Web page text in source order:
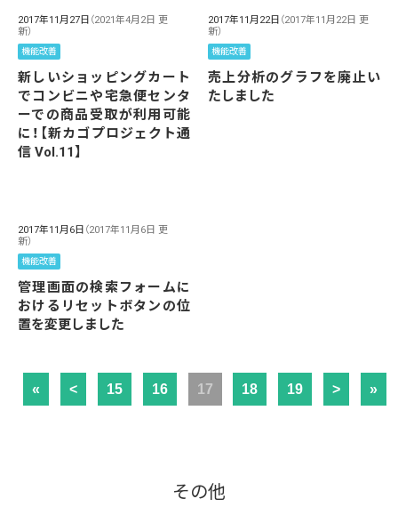
2017年11月27日 （2021年4月2日 更
新）
機能改善
新しいショッピングカート
でコンビニや宅急便センタ
ーでの商品受取が利用可能
に！【新カゴプロジェクト通
信 Vol.11】
2017年11月22日 （2017年11月22日 更
新）
機能改善
売上分析のグラフを廃止い
たしました
2017年11月6日 （2017年11月6日 更
新）
機能改善
管理画面の検索フォームに
おけるリセットボタンの位
置を変更しました
« < 15 16 17 18 19 > »
その他